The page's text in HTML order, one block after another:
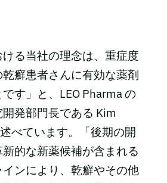
ける当社の理念は、重症度
癬患者さんに有効な薬剤
す」と、LEO Pharma の
発部門長である Kim
べています。「後期の開
的な新薬候補が含まれる
ンにより、乾癬やその他